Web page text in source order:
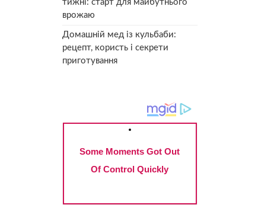
тижні: старт для майбутнього
врожаю
Домашній мед із кульбаби:
рецепт, користь і секрети
приготування